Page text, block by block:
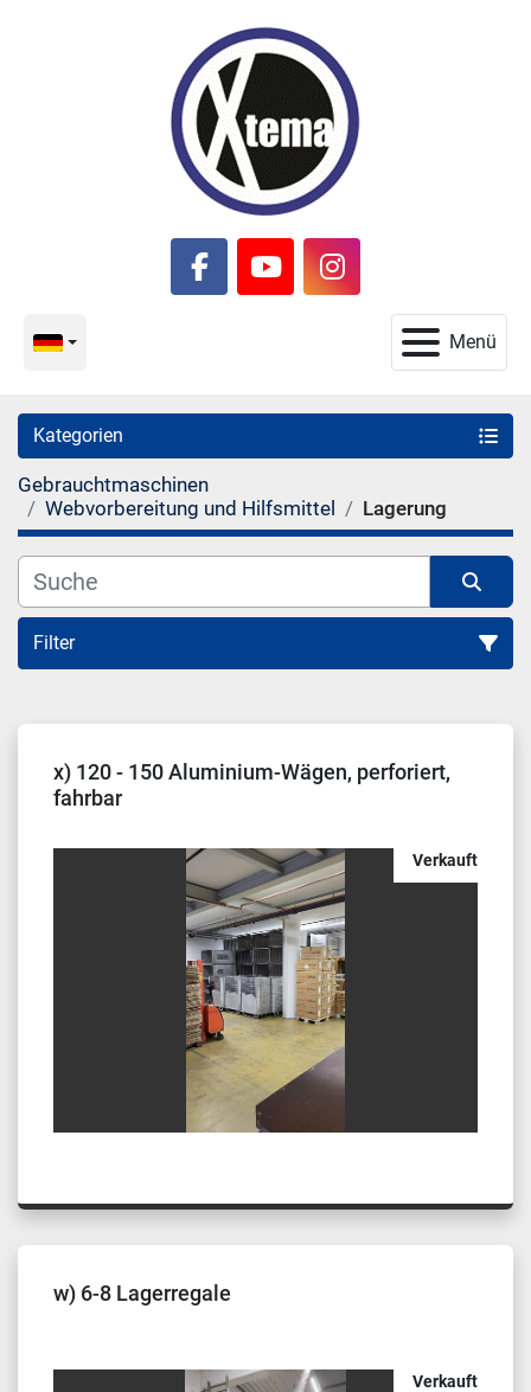
facebook
youtubeinstagram
Menü
Kategorien
Gebrauchtmaschinen
Webvorbereitung und Hilfsmittel
Lagerung
Filter
x) 120 - 150 Aluminium-Wägen, perforiert,
fahrbar
Verkauft
w) 6-8 Lagerregale
Verkauft